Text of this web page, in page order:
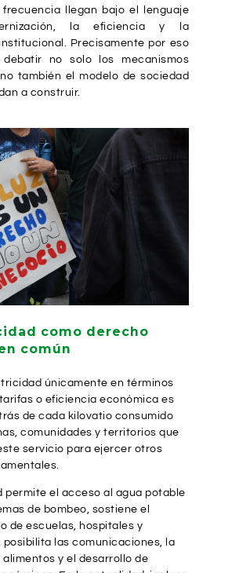
llegan bajo el lenguaje
la eficiencia y la
Precisamente por eso
no solo los mecanismos
también el modelo de sociedad
a construir.
como derecho
común
únicamente en términos
o eficiencia económica es
de cada kilovatio consumido
comunidades y territorios que
servicio para ejercer otros
permite el acceso al agua potable
de bombeo, sostiene el
de escuelas, hospitales y
posibilita las comunicaciones, la
y el desarrollo de